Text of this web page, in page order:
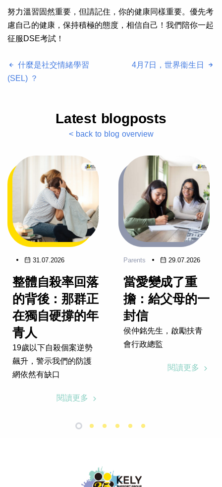
努力溫習固然重要，但請記住，你的健康同樣重要。優先考
慮自己的健康，保持積極的態度，相信自己！我們陪你一起
征服DSE考試！
什麼是社交情緒學習
(SEL) ？
4月7日，世界衞生日
Latest blogposts
< back to blog overview
31.07.2026
整體自殺率回落
的背後：那群正
在獨自硬撐的年
青人
19歲以下自殺個案逆勢
飆升，警示我們的防護
網依然有缺口
閱讀更多
Parents 29.07.2026
當愛變成了重
擔：給父母的一
封信
侯仲銘先生，啟勵扶青
會行政總監
閱讀更多